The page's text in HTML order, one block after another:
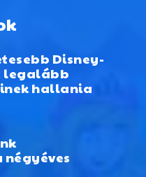
Disney-
legalább
hallania